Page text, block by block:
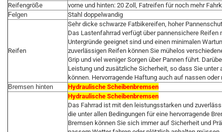
Reifengröße
vorne und hinten: 20 Zoll, Fatreifen für noch mehr
Felgen
Stahl doppelwandig
Reifen
Sehr dicke schwarze Fatbikereifen, hoher
Das Lastenfahrrad verfügt über pannensichere Reifen
Untergründe geeignet sind und einen minimalen
zuverlässigen Reifen können Sie mühelos
Grip und viel weniger Sorgen über Pannen führt.
Leistung und zusätzliche Sicherheit, so dass Sie unter
können. Hervorragende Haftung auch auf nassen
Bremsen hinten
Hydraulische Scheibenbremsen
Hydraulische Scheibenbremsen
Das Fahrrad ist mit den leistungsstarken und
die unter allen Bedingungen für eine hervorragende
Bremsen können Sie sich immer auf Sicherheit und